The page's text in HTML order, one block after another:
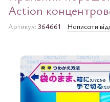
Action
Артикул: 364661 Написати